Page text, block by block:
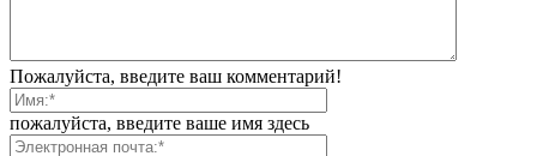
Пожалуйста, введите ваш комментарий!
пожалуйста, введите ваше имя здесь